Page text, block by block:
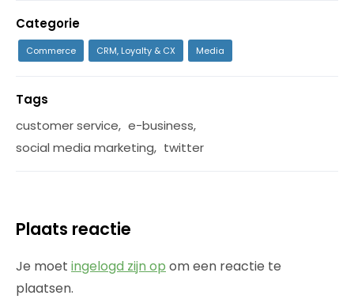
Categorie
Commerce CRM, Loyalty & CX Media
Tags
customer service, e-business,
social media marketing, twitter
Plaats reactie
Je moet ingelogd zijn op om een reactie te
plaatsen.